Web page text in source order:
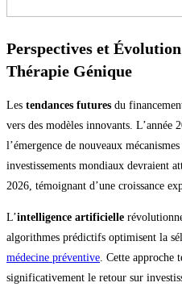
Perspectives et
Thérapie Génique
Les tendances futures du
vers des modèles innovants. L’année
l’émergence de nouveaux
investissements mondiaux devraient
2026, témoignant d’une croissance
L’intelligence artificielle
algorithmes prédictifs optimisent la
médecine préventive. Cette approche
significativement le retour sur